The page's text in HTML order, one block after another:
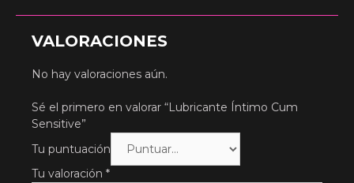
VALORACIONES
No hay valoraciones aún.
Sé el primero en valorar “Lubricante Íntimo Cum
Sensitive”
Tu puntuación
Tu valoración *